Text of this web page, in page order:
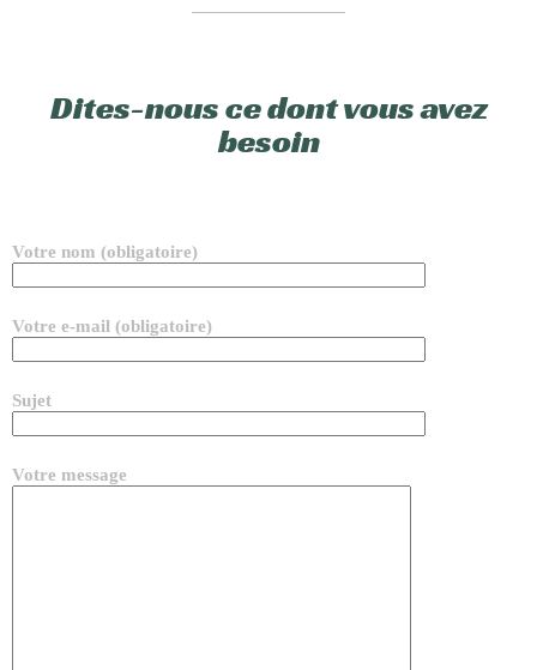
Dites-nous ce dont vous avez
besoin
Votre nom (obligatoire)
Votre e-mail (obligatoire)
Sujet
Votre message